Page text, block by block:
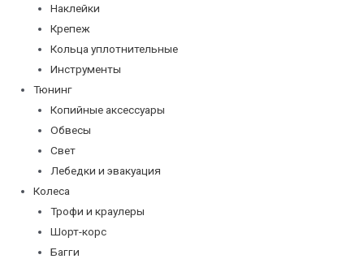
Наклейки
Крепеж
Кольца уплотнительные
Инструменты
Тюнинг
Копийные аксессуары
Обвесы
Свет
Лебедки и эвакуация
Колеса
Трофи и краулеры
Шорт-корс
Багги